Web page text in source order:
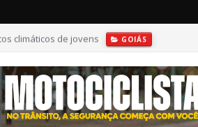
climáticos de jovens GOIÁS